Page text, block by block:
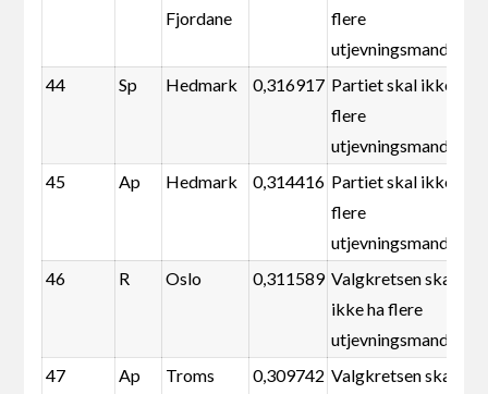
Fjordane
flere
utjevningsmandater
44
Sp Hedmark 0,316917 Partiet skal ikke ha
flere
utjevningsmandater
45
Ap Hedmark 0,314416 Partiet skal ikke ha
flere
utjevningsmandater
46
R Oslo 0,311589 Valgkretsen skal
ikke ha flere
utjevningsmandater
47
Ap Troms 0,309742 Valgkretsen skal